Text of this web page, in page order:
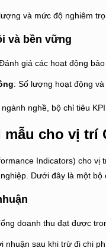
và mức độ nghiêm
và bền vững
giá các hoạt động
: Số lượng hoạt động
nghề, bộ chỉ tiêu
mẫu cho vị trí
Indicators) cho
Dưới đây là một
doanh thu đạt được
nhuận sau khi trừ đi chi